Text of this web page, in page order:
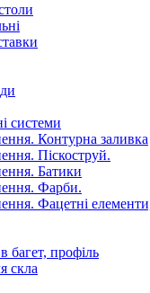
системи
Контурна заливка
Піскоструй.
Батики
Фарби.
Фацетні
багет, профіль
скла